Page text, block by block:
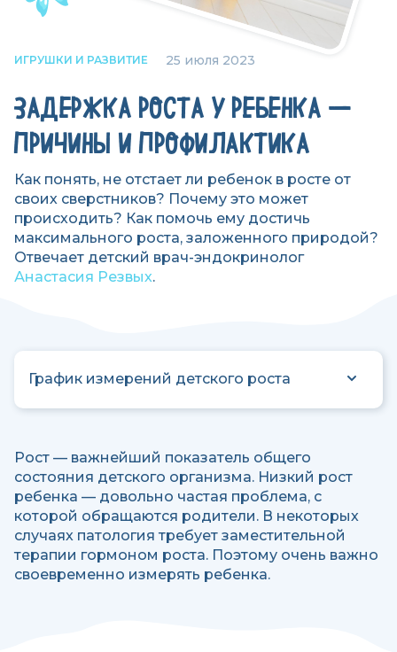
ИГРУШКИ И РАЗВИТИЕ 25 июля 2023
ЗАДЕРЖКА РОСТА У РЕБЕНКА —
ПРИЧИНЫ И ПРОФИЛАКТИКА
Как понять, не отстает ли ребенок в росте от
своих сверстников? Почему это может
происходить? Как помочь ему достичь
максимального роста, заложенного природой?
Отвечает детский врач-эндокринолог
Анастасия Резвых.
График измерений детского роста
Рост — важнейший показатель общего
состояния детского организма. Низкий рост
ребенка — довольно частая проблема, с
которой обращаются родители. В некоторых
случаях патология требует заместительной
терапии гормоном роста. Поэтому очень важно
своевременно измерять ребенка.